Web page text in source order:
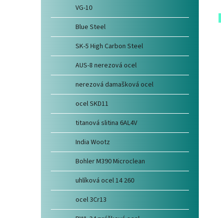
VG-10
Blue Steel
SK-5 High Carbon Steel
AUS-8 nerezová ocel
nerezová damašková ocel
ocel SKD11
titanová slitina 6AL4V
India Wootz
Bohler M390 Microclean
uhlíková ocel 14 260
ocel 3Cr13